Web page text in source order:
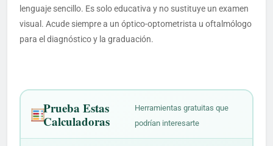
lenguaje sencillo. Es solo educativa y no sustituye un examen
visual. Acude siempre a un óptico-optometrista u oftalmólogo
para el diagnóstico y la graduación.
Prueba Estas
Calculadoras
Herramientas gratuitas que
podrían interesarte